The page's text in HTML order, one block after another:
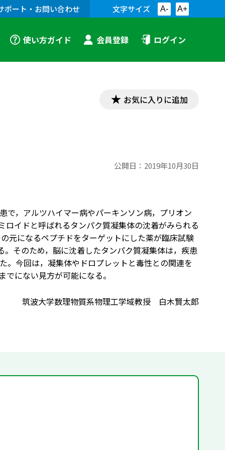
ポート・お問い合わせ 文字サイズ A- A+
使い方ガイド 会員登録 ログイン
お気に入りに追加
公開日： 2019年10月30日
で，アルツハイマー病やパーキンソン病，プリオン
イドと呼ばれるタンパク質凝集体の沈着がみられる
元になるペプチドをターゲットにした薬が臨床試験
そのため，脳に沈着したタンパク質凝集体は，疾患
。今回は，凝集体やドロプレットと毒性との関連を
にない見方が可能になる。
筑波大学数理物質系物理工学域教授 白木賢太郎